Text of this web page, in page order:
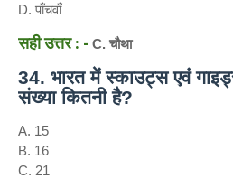
D. पाँचवाँ
सही उत्तर : - C. चौथा
34. भारत में स्काउट्स एवं
संख्या कितनी है?
A. 15
B. 16
C. 21